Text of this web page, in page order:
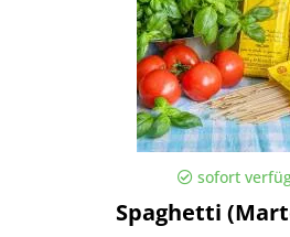
sofort
Spaghetti